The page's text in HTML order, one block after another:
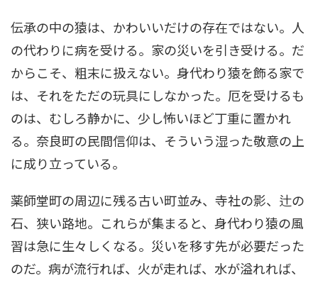
伝承の中の猿は、かわいいだけの存在ではない。人
の代わりに病を受ける。家の災いを引き受ける。だ
からこそ、粗末に扱えない。身代わり猿を飾る家で
は、それをただの玩具にしなかった。厄を受けるも
のは、むしろ静かに、少し怖いほど丁重に置かれ
る。奈良町の民間信仰は、そういう湿った敬意の上
に成り立っている。
薬師堂町の周辺に残る古い町並み、寺社の影、辻の
石、狭い路地。これらが集まると、身代わり猿の風
習は急に生々しくなる。災いを移す先が必要だった
のだ。病が流行れば、火が走れば、水が溢れれば、